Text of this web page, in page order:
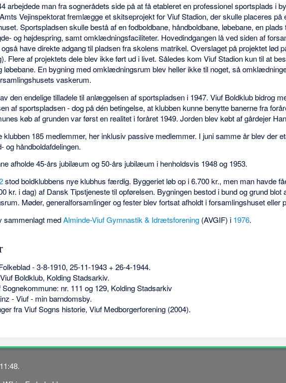
arbejdede man fra sognerådets side på at få etableret en professionel sportsplads i
Vejinspektorat fremlægge et skitseprojekt for Viuf Stadion, der skulle placeres på
Sportspladsen skulle bestå af en fodboldbane, håndboldbane, løbebane, en
og højdespring, samt omklædningsfaciliteter. Hovedindgangen lå ved siden af
have direkte adgang til pladsen fra skolens matrikel. Overslaget på projektet lød
Flere af projektets dele blev ikke ført ud i livet. Således kom Viuf Stadion kun til at
løbebane. En bygning med omklædningsrum blev heller ikke til noget, så
vaskerum.
den endelige tilladele til anlæggelsen af sportspladsen i 1947. Viuf Boldklub bidrog
af sportspladsen - dog på dén betingelse, at klubben kunne benytte banerne fra
køb af grunden var først en realitet i foråret 1949. Jorden blev købt af gårdejer
klubben 185 medlemmer, her inklusiv passive medlemmer. I juni samme år blev der
og håndboldafdelingen.
afholde 45-års jubilæum og 50-års jubilæum i henholdsvis 1948 og 1953.
stod boldklubbens nye klubhus færdig. Byggeriet løb op i 6.700 kr., men man havde
kr. i dag) af Dansk Tipstjeneste til opførelsen. Bygningen bestod i bund og grund blot
Møder, generalforsamlinger og fester blev fortsat afholdt i forsamlingshuset eller
sammenlagt medAlminde-Viuf Gymnastik & Idrætsforening (AVGIF) i 1976.
- 3-8-1910, 25-11-1943 + 26-4-1944.
Boldklub, Kolding Stadsarkiv.
Sognekommune: nr. 111 og 129, Kolding Stadsarkiv
- Viuf - min barndomsby.
fra Viuf Sogns historie, Viuf Medborgerforening (2004).